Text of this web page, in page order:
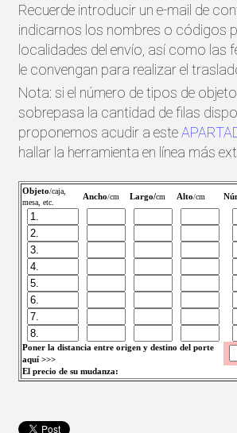
Recuerde introducir un e-mail de
indicarnos los nombres o códigos
localidades del envío, así como las
le convengan para realizar el
Nota: si el número de tipos de
sobrepasa la cantidad de filas
proponemos acudir a este
hallar la herramienta en línea más
Objeto/caja,
mesa, etc.
Ancho/cm Largo/cm Alto/cm
Poner la distancia entre origen y destino del porte
aquí >>>
El precio de su mudanza: